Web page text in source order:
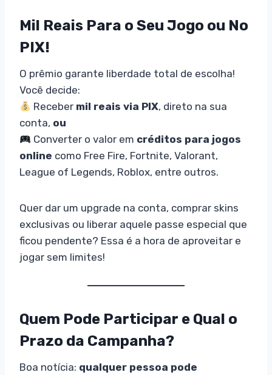
Mil Reais Para o Seu Jogo ou No
PIX!
O prêmio garante liberdade total de escolha!
Você decide:
Receber mil reais via PIX, direto na sua
conta, ou
Converter o valor em créditos para jogos
online como Free Fire, Fortnite, Valorant,
League of Legends, Roblox, entre outros.
Quer dar um upgrade na conta, comprar skins
exclusivas ou liberar aquele passe especial que
ficou pendente? Essa é a hora de aproveitar e
jogar sem limites!
Quem Pode Participar e Qual o
Prazo da Campanha?
Boa notícia: qualquer pessoa pode